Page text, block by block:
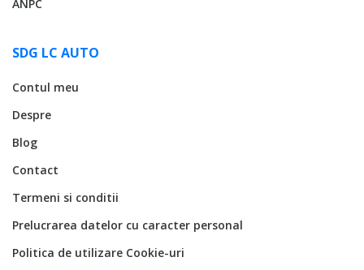
ANPC
SDG LC AUTO
Contul meu
Despre
Blog
Contact
Termeni si conditii
Prelucrarea datelor cu caracter personal
Politica de utilizare Cookie-uri